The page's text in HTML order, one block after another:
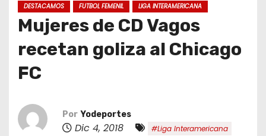
DESTACAMOS FUTBOL FEMENIL LIGA INTERAMERICANA
Mujeres de CD Vagos
recetan goliza al Chicago
FC
Por Yodeportes
Dic 4, 2018 #Liga Interamericana